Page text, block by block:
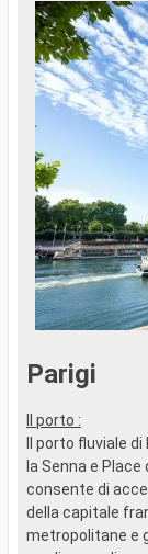
Parigi
Il porto :
Il porto fluviale
la Senna e
consente di
della capitale
metropolitane e